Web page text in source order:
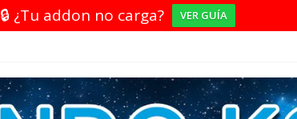
🔒 ¿Tu addon no carga? VER GUÍA